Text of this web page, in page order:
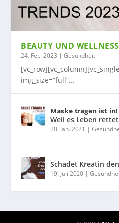
BEAUTY UND
24. Feb. 2023 |Gesundheit
img_size=“full“...
Maske tragen ist in!
Weil es Leben
20. Jan. 2021 |
Schadet Kreatin
19. Juli 2020 |